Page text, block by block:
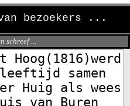
bezoekers ...
schreef ...